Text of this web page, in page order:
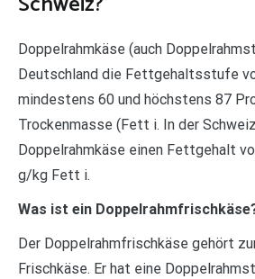
Doppelrahmkäse (auch
Deutschland die Fettgehaltsstufe
mindestens 60 und höchstens 87
Trockenmasse (Fett i. In der
Doppelrahmkäse einen Fettgehalt
g/kg Fett i.
Was ist ein
Der Doppelrahmfrischkäse gehört
Frischkäse. Er hat eine